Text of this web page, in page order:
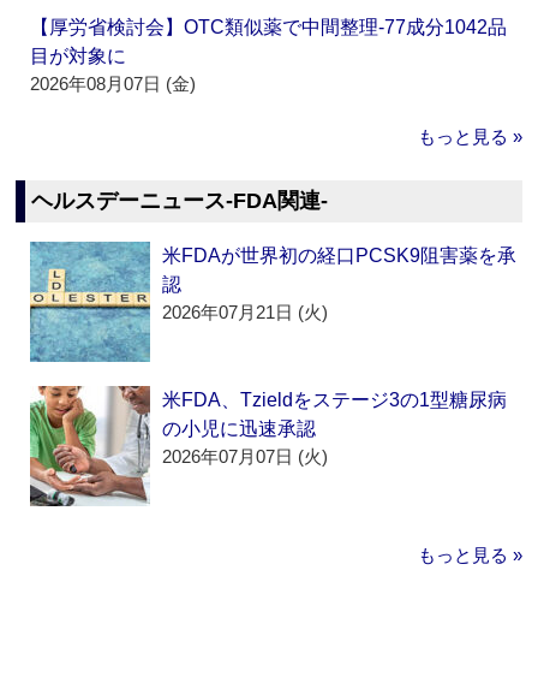
【厚労省検討会】OTC類似薬で中間整理‐77成分1042品
目が対象に
2026年08月07日 (金)
もっと見る »
ヘルスデーニュース‐FDA関連‐
米FDAが世界初の経口PCSK9阻害薬を承
認
2026年07月21日 (火)
米FDA、Tzieldをステージ3の1型糖尿病
の小児に迅速承認
2026年07月07日 (火)
もっと見る »